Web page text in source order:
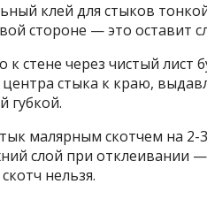
клей для стыков
стороне — это оставит
стене через чистый лист
стыка к краю,
губкой.
малярным скотчем на 2-
слой при отклеивании
нельзя.